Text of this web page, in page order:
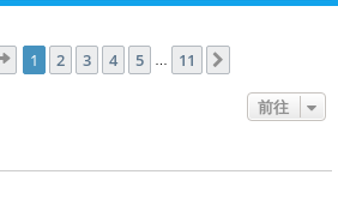
第 1 頁 (共11 頁)
1 2 3 4 5 11
前往